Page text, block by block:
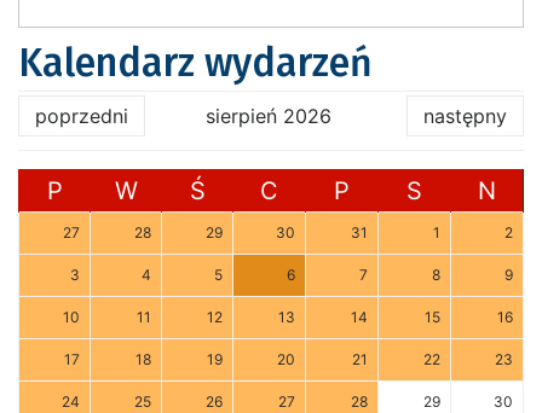
Kalendarz wydarzeń
poprzedni sierpień 2026 następny
P W Ś C P S N
27 28 29 30 31 1 2
3 4 5 6 7 8 9
10 11 12 13 14 15 16
17 18 19 20 21 22 23
24 25 26 27 28 29 30